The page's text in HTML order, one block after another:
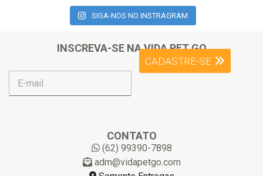
SIGA-NOS NO INSTRAGRAM
INSCREVA-SE NA VIDA PET GO
E
m
CADASTRE-SE
CONTATO
(62) 99390-7898
adm@vidapetgo.com